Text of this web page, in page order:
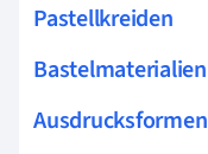
Pastellkreiden
Bastelmaterialien
Ausdrucksformen